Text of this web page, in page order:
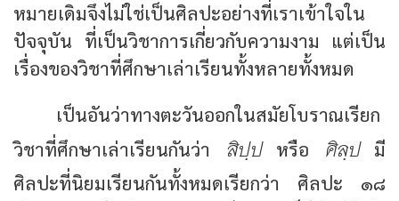
หมายเดิมจึงไม่ใช่เป็นศิลปะอย่างที่เราเข้าใจใน
ปัจจุบัน ที่เป็นวิชาการเกี่ยวกับความงาม แต่เป็น
เรื่องของวิชาที่ศึกษาเล่าเรียนทั้งหลายทั้งหมด
เป็นอันว่าทางตะวันออกในสมัยโบราณเรียก
วิชาที่ศึกษาเล่าเรียนกันว่า สิปฺปหรือ ศิลฺปมี
ศิลปะที่นิยมเรียนกันทั้งหมดเรียกว่า ศิลปะ ๑๘